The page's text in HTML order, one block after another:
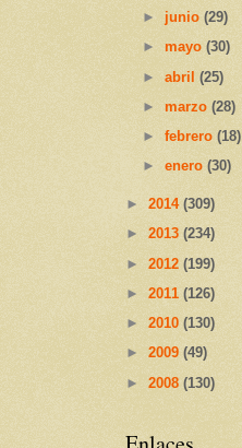
►junio(29)
► mayo(30)
►abril(25)
►marzo(28)
►febrero(18)
►enero(30)
► 2014 (309)
► 2013 (234)
► 2012 (199)
► 2011 (126)
► 2010 (130)
► 2009 (49)
► 2008 (130)